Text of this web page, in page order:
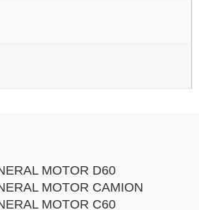
MOTOR D60
MOTOR CAMION
MOTOR C60